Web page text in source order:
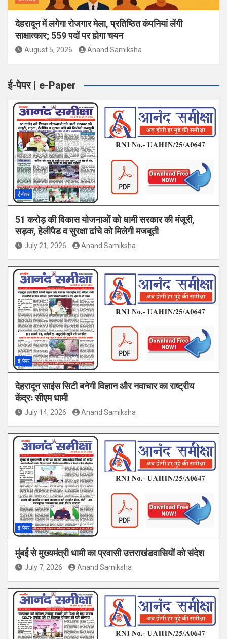
देहरादून में लगेगा रोजगार मेला, प्रतिष्ठित कंपनियां लेंगी
साक्षात्कार; 559 पदों पर होगा चयन
August 5, 2026 Anand Samiksha
ई-पेपर | e-Paper
ई-पेपर
51 करोड़ की विकास योजनाओं को धामी सरकार की मंजूरी,
सड़क, हेलीपैड व सुरक्षा ढांचे को मिलेगी मजबूती
July 21, 2026 Anand Samiksha
ई-पेपर
देहरादून साइंस सिटी बनेगी विज्ञान और नवाचार का राष्ट्रीय
केंद्रः सीएम धामी
July 14, 2026 Anand Samiksha
ई-पेपर
मुंबई से मुख्यमंत्री धामी का प्रवासी उत्तराखंडवासियों को संदेश
July 7, 2026 Anand Samiksha